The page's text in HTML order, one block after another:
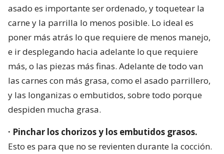
asado es importante ser ordenado, y toquetear la
carne y la parrilla lo menos posible. Lo ideal es
poner más atrás lo que requiere de menos manejo,
e ir desplegando hacia adelante lo que requiere
más, o las piezas más finas. Adelante de todo van
las carnes con más grasa, como el asado parrillero,
y las longanizas o embutidos, sobre todo porque
despiden mucha grasa.
· Pinchar los chorizos y los embutidos grasos.
Esto es para que no se revienten durante la cocción.